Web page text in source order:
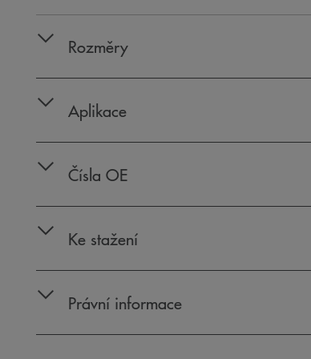
Rozměry
Aplikace
Čísla OE
Ke stažení
Právní informace